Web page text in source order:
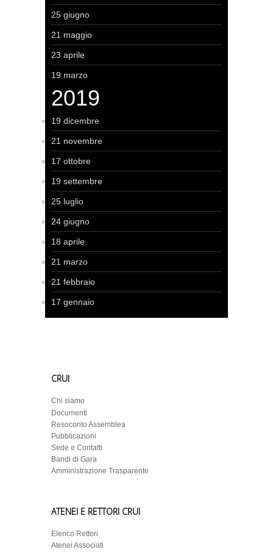
25 giugno
21 maggio
23 aprile
19 marzo
2019
19 dicembre
21 novembre
17 ottobre
19 settembre
25 luglio
24 giugno
18 aprile
21 marzo
21 febbraio
17 gennaio
CRUI
Chi siamo
Documenti
Resoconto Assemblea
Pubblicazioni
Sede e Contatti
Bandi di Gara
Amministrazione Trasparente
ATENEI E RETTORI CRUI
Elenco Rettori
Atenei Associati